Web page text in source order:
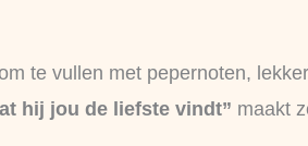
te vullen met pepernoten,
hij jou de liefste vindt” maakt